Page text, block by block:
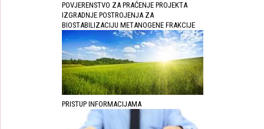
POVJERENSTVO ZA PRAĆENJE PROJEKTA
IZGRADNJE POSTROJENJA ZA
BIOSTABILIZACIJU METANOGENE FRAKCIJE
PRISTUP INFORMACIJAMA